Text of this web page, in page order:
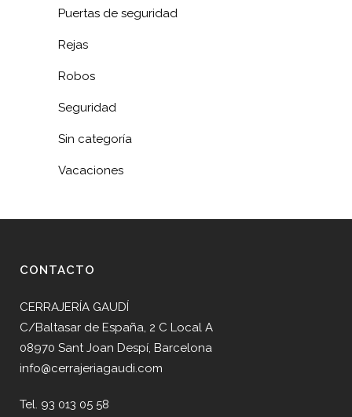
Puertas de seguridad
Rejas
Robos
Seguridad
Sin categoría
Vacaciones
CONTACTO
CERRAJERÍA GAUDÍ
C/Baltasar de España, 2 C Local A
08970 Sant Joan Despí, Barcelona
info@cerrajeriagaudi.com
Tel. 93 013 05 58